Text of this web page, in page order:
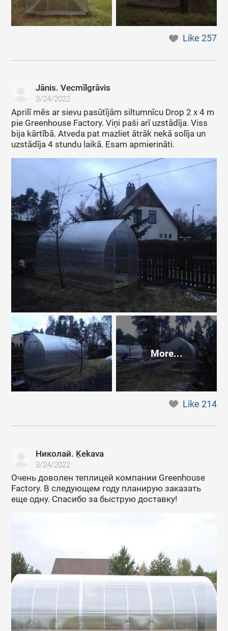
Like257
Jānis. Vecmīlgrāvis
3/24/2022
Aprilī mēs ar sievu pasūtījām siltumnīcu Drop 2 x 4 m
pie Greenhouse Factory. Viņi paši arī uzstādīja. Viss
bija kārtībā. Atveda pat mazliet ātrāk nekā solīja un
uzstādīja 4 stundu laikā. Esam apmierināti.
More...
Like214
Николай. Ķekava
3/24/2022
Очень доволен теплицей компании Greenhouse
Factory. В следующем году планирую заказать
еще одну. Спасибо за быструю доставку!